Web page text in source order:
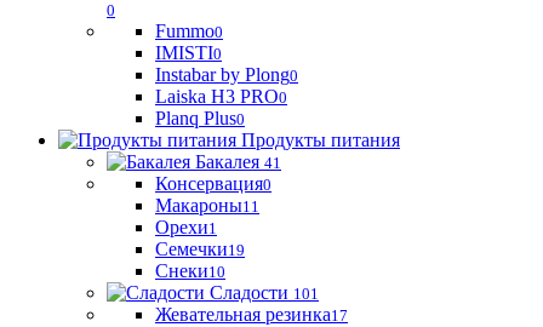
0
Fummo0
IMISTI0
Instabar by Plong0
Laiska H3 PRO0
Planq Plus0
Продукты питания
Бакалея 41
Консервация0
Макароны11
Орехи1
Семечки19
Снеки10
Сладости 101
Жевательная резинка17